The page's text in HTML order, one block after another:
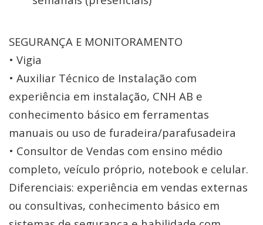
SEGURANÇA E MONITORAMENTO
• Vigia
• Auxiliar Técnico de Instalação com
experiência em instalação, CNH AB e
conhecimento básico em ferramentas
manuais ou uso de furadeira/parafusadeira
• Consultor de Vendas com ensino médio
completo, veículo próprio, notebook e celular.
Diferenciais: experiência em vendas externas
ou consultivas, conhecimento básico em